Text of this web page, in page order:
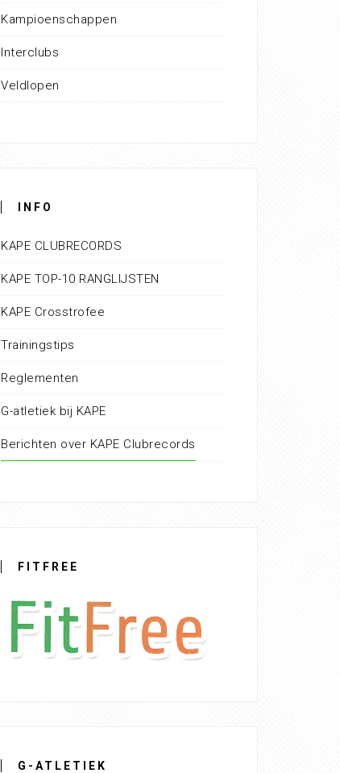
Kampioenschappen
Interclubs
Veldlopen
INFO
KAPE CLUBRECORDS
KAPE TOP-10 RANGLIJSTEN
KAPE Crosstrofee
Trainingstips
Reglementen
G-atletiek bij KAPE
Berichten over KAPE Clubrecords
FITFREE
G-ATLETIEK